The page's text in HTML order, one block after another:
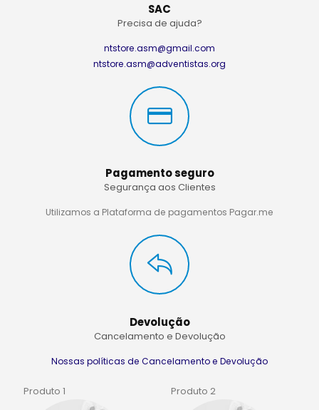
SAC
Precisa de ajuda?
ntstore.asm@gmail.com
ntstore.asm@adventistas.org
Pagamento seguro
Segurança aos Clientes
Utilizamos a Plataforma de pagamentos Pagar.me
Devolução
Cancelamento e Devolução
Nossas políticas de Cancelamento e Devolução
Produto 2 Produto 2